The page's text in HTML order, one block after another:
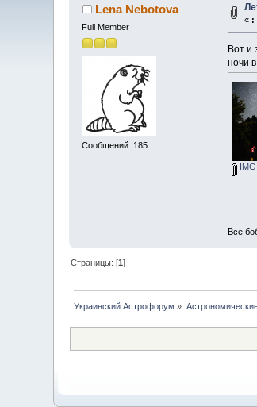
Lena Nebotova
Full Member
Сообщений: 185
« :
Вот и
ночи
Все
Страницы: [1]
Украинский Астрофорум »